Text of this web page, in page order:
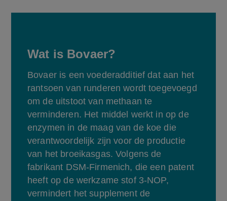
Wat is Bovaer?
Bovaer is een voederadditief dat aan het
rantsoen van runderen wordt toegevoegd
om de uitstoot van methaan te
verminderen. Het middel werkt in op de
enzymen in de maag van de koe die
verantwoordelijk zijn voor de productie
van het broeikasgas. Volgens de
fabrikant DSM-Firmenich, die een patent
heeft op de werkzame stof 3-NOP,
vermindert het supplement de